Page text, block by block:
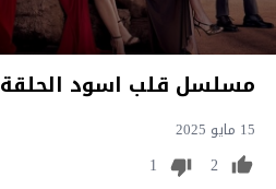
مسلسل قلب اسود الحلقة 32
15 مايو 2025
2
1